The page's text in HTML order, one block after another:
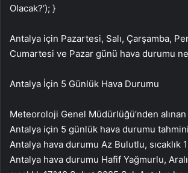
Olacak?‘); }
Antalya için Pazartesi, Salı, Çarşamba,
Cumartesi ve Pazar günü hava durumu
Antalya İçin 5 Günlük Hava Durumu
Meteoroloji Genel Müdürlüğü’nden
Antalya için 5 günlük hava durumu
Antalya hava durumu Az Bulutlu, sıcaklık
Antalya hava durumu Hafif Yağmurlu,